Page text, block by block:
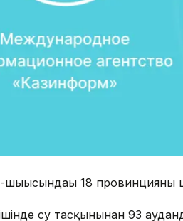
шығысындағы 18 провинцияны
су тасқынынан 93